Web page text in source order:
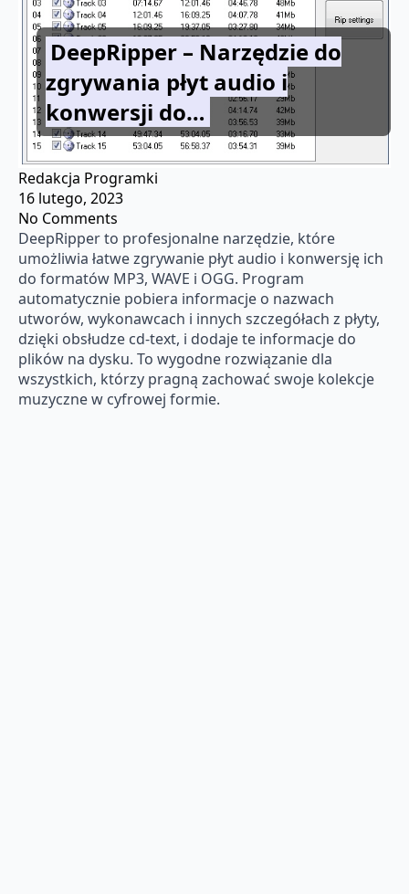
DeepRipper – Narzędzie do
zgrywania płyt audio i
konwersji do…
Redakcja Programki
16 lutego, 2023
No Comments
DeepRipper to profesjonalne narzędzie, które
umożliwia łatwe zgrywanie płyt audio i konwersję ich
do formatów MP3, WAVE i OGG. Program
automatycznie pobiera informacje o nazwach
utworów, wykonawcach i innych szczegółach z płyty,
dzięki obsłudze cd-text, i dodaje te informacje do
plików na dysku. To wygodne rozwiązanie dla
wszystkich, którzy pragną zachować swoje kolekcje
muzyczne w cyfrowej formie.